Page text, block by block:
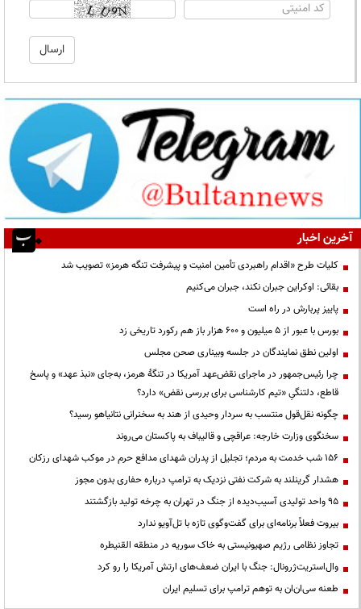
آخرین اخبار
کلیات طرح «اقدام راهبردی تأمین امنیت و پیشرفت تنگه هرمز» تصویب شد
بقائی: اوکراین جبران نکند، جبران می‌کنیم
پاییز پربارش در راه است
بورس با عبور از ۵ میلیون و ۶۰۰ هزار باز هم رکورد تاریخی زد
اولین نطق نمایندگان در جلسه وبیناری صحن مجلس
چرا رئیس‌جمهور در ماجرای نقض‌عهد آمریکا در تنگهٔ هرمز، به‌جای «نبذ عهد» و پاسخ
قاطع، دلتنگیِ «تیم کارشناسی برای بررسی نقض» دارد؟
چگونه نقل‌قول منتسب به سردار وحیدی از هند به سخنرانی نتانیاهو رسید؟
سخنگوی وزارت خارجه: عراقچی و قالیباف به پاکستان می‌روند
۱۵۶ شب خدمت به مردم؛ تجلیل از پدران شهدای مدافع حرم در موکب شهدای رزکان
هشدار گرینلند به شرکت نفتی نزدیک به ترامپ درباره حفاری بدون مجوز
95 واحد تولیدی آسیب‌دیده از جنگ در تهران به چرخه تولید بازگشتند
بیروت فعلاً برنامه‌ای برای گفت‌وگوی تازه با تل‌آویو ندارد
تجاوز نظامی رژیم صهیونیستی به خاک سوریه در منطقه القنیطره
وال‌استریت‌ژرونال: جنگ با ایران ضعف‌های ارتش آمریکا را رو کرد
طعنه سی‌ان‌ان به توهم ترامپ برای تسلیم ایران